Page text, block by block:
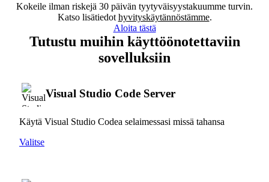
Kokeile ilman riskejä 30 päivän tyytyväisyystakuumme turvin.
Katso lisätiedot hyvityskäytännöstämme.
Aloita tästä
Tutustu muihin käyttöönotettaviin
sovelluksiin
Visual Studio Code Server
Käytä Visual Studio Codea selaimessasi missä tahansa
Valitse